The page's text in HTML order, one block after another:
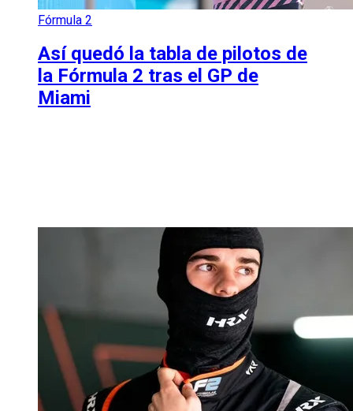
Fórmula 2
Así quedó la tabla de pilotos de
la Fórmula 2 tras el GP de
Miami